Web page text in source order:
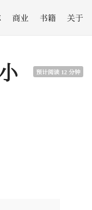
商业 书籍 关于
预计阅读 12 分钟